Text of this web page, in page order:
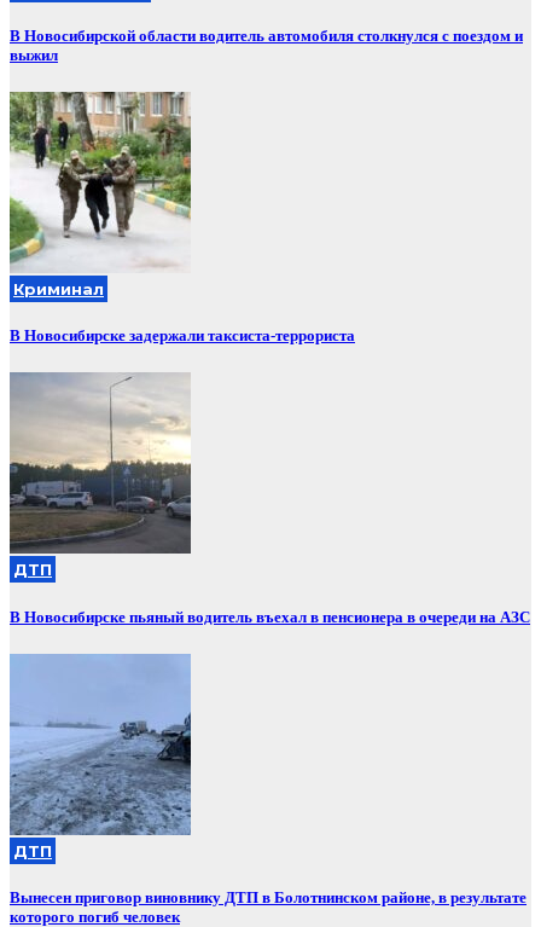
В Новосибирской области водитель автомобиля столкнулся с поездом и
выжил
Криминал
В Новосибирске задержали таксиста-террориста
ДТП
В Новосибирске пьяный водитель въехал в пенсионера в очереди на АЗС
ДТП
Вынесен приговор виновнику ДТП в Болотнинском районе, в результате
которого погиб человек